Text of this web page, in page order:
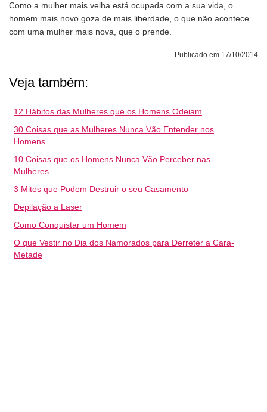
Como a mulher mais velha está ocupada com a sua vida, o
homem mais novo goza de mais liberdade, o que não acontece
com uma mulher mais nova, que o prende.
Publicado em 17/10/2014
Veja também:
12 Hábitos das Mulheres que os Homens Odeiam
30 Coisas que as Mulheres Nunca Vão Entender nos
Homens
10 Coisas que os Homens Nunca Vão Perceber nas
Mulheres
3 Mitos que Podem Destruir o seu Casamento
Depilação a Laser
Como Conquistar um Homem
O que Vestir no Dia dos Namorados para Derreter a Cara-
Metade